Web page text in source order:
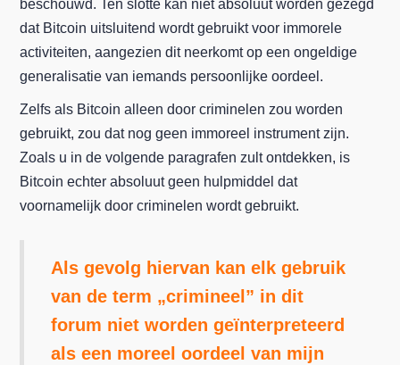
beschouwd. Ten slotte kan niet absoluut worden gezegd
dat Bitcoin uitsluitend wordt gebruikt voor immorele
activiteiten, aangezien dit neerkomt op een ongeldige
generalisatie van iemands persoonlijke oordeel.
Zelfs als Bitcoin alleen door criminelen zou worden
gebruikt, zou dat nog geen immoreel instrument zijn.
Zoals u in de volgende paragrafen zult ontdekken, is
Bitcoin echter absoluut geen hulpmiddel dat
voornamelijk door criminelen wordt gebruikt.
Als gevolg hiervan kan elk gebruik
van de term „crimineel” in dit
forum niet worden geïnterpreteerd
als een moreel oordeel van mijn